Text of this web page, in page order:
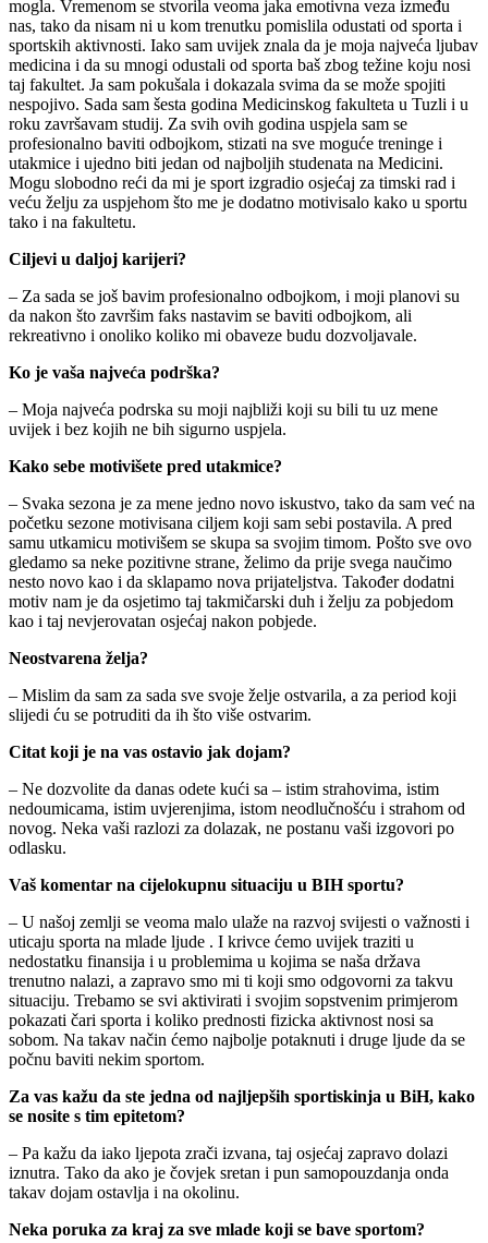
mogla. Vremenom se stvorila veoma jaka emotivna veza između
nas, tako da nisam ni u kom trenutku pomislila odustati od sporta i
sportskih aktivnosti. Iako sam uvijek znala da je moja najveća ljubav
medicina i da su mnogi odustali od sporta baš zbog težine koju nosi
taj fakultet. Ja sam pokušala i dokazala svima da se može spojiti
nespojivo. Sada sam šesta godina Medicinskog fakulteta u Tuzli i u
roku završavam studij. Za svih ovih godina uspjela sam se
profesionalno baviti odbojkom, stizati na sve moguće treninge i
utakmice i ujedno biti jedan od najboljih studenata na Medicini.
Mogu slobodno reći da mi je sport izgradio osjećaj za timski rad i
veću želju za uspjehom što me je dodatno motivisalo kako u sportu
tako i na fakultetu.
Ciljevi u daljoj karijeri?
– Za sada se još bavim profesionalno odbojkom, i moji planovi su
da nakon što završim faks nastavim se baviti odbojkom, ali
rekreativno i onoliko koliko mi obaveze budu dozvoljavale.
Ko je vaša najveća podrška?
– Moja najveća podrska su moji najbliži koji su bili tu uz mene
uvijek i bez kojih ne bih sigurno uspjela.
Kako sebe motivišete pred utakmice?
– Svaka sezona je za mene jedno novo iskustvo, tako da sam već na
početku sezone motivisana ciljem koji sam sebi postavila. A pred
samu utkamicu motivišem se skupa sa svojim timom. Pošto sve ovo
gledamo sa neke pozitivne strane, želimo da prije svega naučimo
nesto novo kao i da sklapamo nova prijateljstva. Također dodatni
motiv nam je da osjetimo taj takmičarski duh i želju za pobjedom
kao i taj nevjerovatan osjećaj nakon pobjede.
Neostvarena želja?
– Mislim da sam za sada sve svoje želje ostvarila, a za period koji
slijedi ću se potruditi da ih što više ostvarim.
Citat koji je na vas ostavio jak dojam?
– Ne dozvolite da danas odete kući sa – istim strahovima, istim
nedoumicama, istim uvjerenjima, istom neodlučnošću i strahom od
novog. Neka vaši razlozi za dolazak, ne postanu vaši izgovori po
odlasku.
Vaš komentar na cijelokupnu situaciju u BIH sportu?
– U našoj zemlji se veoma malo ulaže na razvoj svijesti o važnosti i
uticaju sporta na mlade ljude . I krivce ćemo uvijek traziti u
nedostatku finansija i u problemima u kojima se naša država
trenutno nalazi, a zapravo smo mi ti koji smo odgovorni za takvu
situaciju. Trebamo se svi aktivirati i svojim sopstvenim primjerom
pokazati čari sporta i koliko prednosti fizicka aktivnost nosi sa
sobom. Na takav način ćemo najbolje potaknuti i druge ljude da se
počnu baviti nekim sportom.
Za vas kažu da ste jedna od najljepših sportiskinja u BiH, kako
se nosite s tim epitetom?
– Pa kažu da iako ljepota zrači izvana, taj osjećaj zapravo dolazi
iznutra. Tako da ako je čovjek sretan i pun samopouzdanja onda
takav dojam ostavlja i na okolinu.
Neka poruka za kraj za sve mlade koji se bave sportom?